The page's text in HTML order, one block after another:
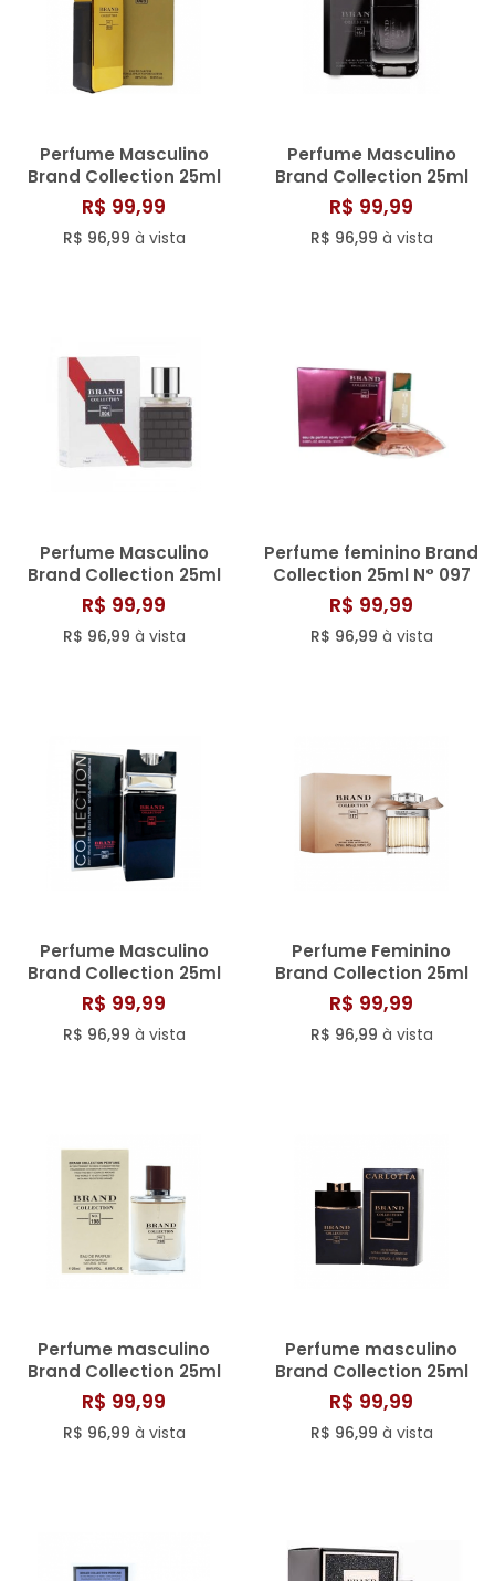
Perfume Masculino
Brand Collection 25ml
N° 005/804
R$ 99,99
R$ 96,99 à vista
Perfume Masculino
Brand Collection 25ml
N° 154
R$ 99,99
R$ 96,99 à vista
Perfume Masculino
Brand Collection 25ml
N° 004
R$ 99,99
R$ 96,99 à vista
Perfume feminino Brand
Collection 25ml N° 097
R$ 99,99
R$ 96,99 à vista
Perfume Masculino
Brand Collection 25ml
N° 066
R$ 99,99
R$ 96,99 à vista
Perfume Feminino
Brand Collection 25ml
N° 177/811
R$ 99,99
R$ 96,99 à vista
Perfume masculino
Brand Collection 25ml
N° 198
R$ 99,99
R$ 96,99 à vista
Perfume masculino
Brand Collection 25ml
N° 161
R$ 99,99
R$ 96,99 à vista